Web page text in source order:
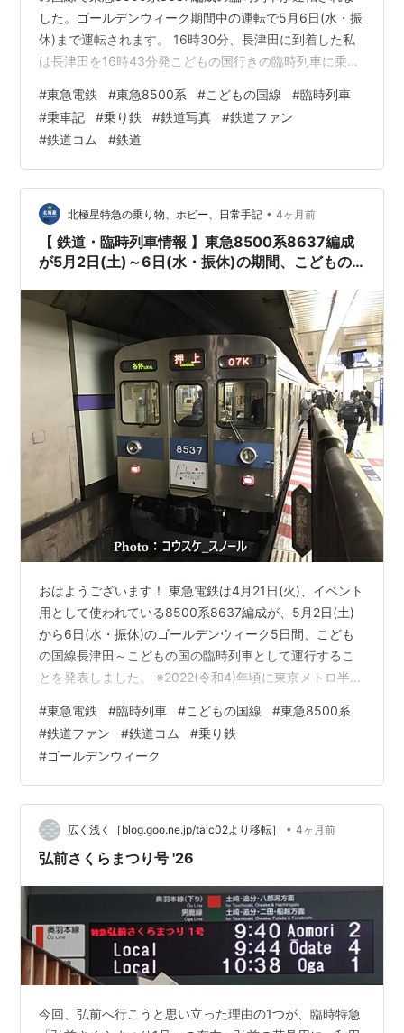
した。ゴールデンウィーク期間中の運転で5月6日(水・振
休)まで運転されます。 16時30分、長津田に到着した私
は長津田を16時43分発こどもの国行きの臨時列車に乗ろ
8637編成が運用に就いていました。 16時42分頃、長津
田7番ホームに8500系8637編成が入線、個人的には3年
ぶりの再会且乗車です。 多くの乗客が乗降している関係
で、1分遅れの16時44分に長津田を発車しました。8500
系独特のモーター音が車内に響き、横浜の田園地帯を…
#東急電鉄 #東急8500系 #こどもの国線 #臨時列車
#乗車記 #乗り鉄 #鉄道写真 #鉄道ファン
#鉄道コム #鉄道
北極星特急の乗り物、ホビー、日常手記 • 4ヶ月前
【 鉄道・臨時列車情報 】東急8500系8637編成
が5月2日(土)～6日(水・振休)の期間、こどもの
おはようございます！ 東急電鉄は4月21日(火)、イベント
用として使われている8500系8637編成が、5月2日(土)
から6日(水・振休)のゴールデンウィーク5日間、こども
の国線長津田～こどもの国の臨時列車として運行するこ
とを発表しました。 ※2022(令和4)年頃に東京メトロ半蔵
れ、主に田園都市線で活躍しました。車体に青帯を纏(ま
と)っているのが特徴で、2023(令和5)年1月まで営業運転
しました。その後4両編成に短縮され、2026(令和8)年現
在はイベント用且動態保存車として活躍しています。 今
回、8500系8637編成が営業運転…
#東急電鉄 #臨時列車 #こどもの国線 #東急8500系
#鉄道ファン #鉄道コム #乗り鉄
#ゴールデンウィーク
広く浅く［blog.goo.ne.jp/taic02より移転］ • 4ヶ月前
弘前さくらまつり号 '26
今回、弘前へ行こうと思い立った理由の1つが、臨時特急